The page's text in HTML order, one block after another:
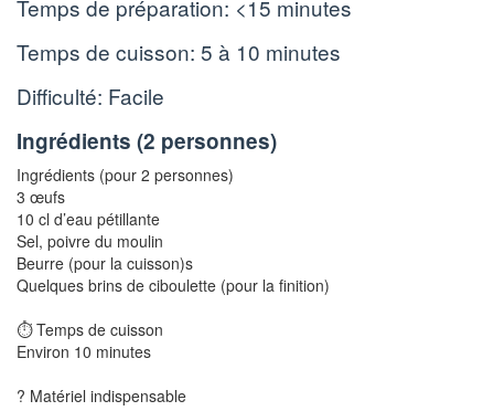
Temps de préparation: <15 minutes
Temps de cuisson: 5 à 10 minutes
Difficulté: Facile
Ingrédients (2 personnes)
Ingrédients (pour 2 personnes)
3 œufs
10 cl d’eau pétillante
Sel, poivre du moulin
Beurre (pour la cuisson)s
Quelques brins de ciboulette (pour la finition)
⏱️ Temps de cuisson
Environ 10 minutes
? Matériel indispensable